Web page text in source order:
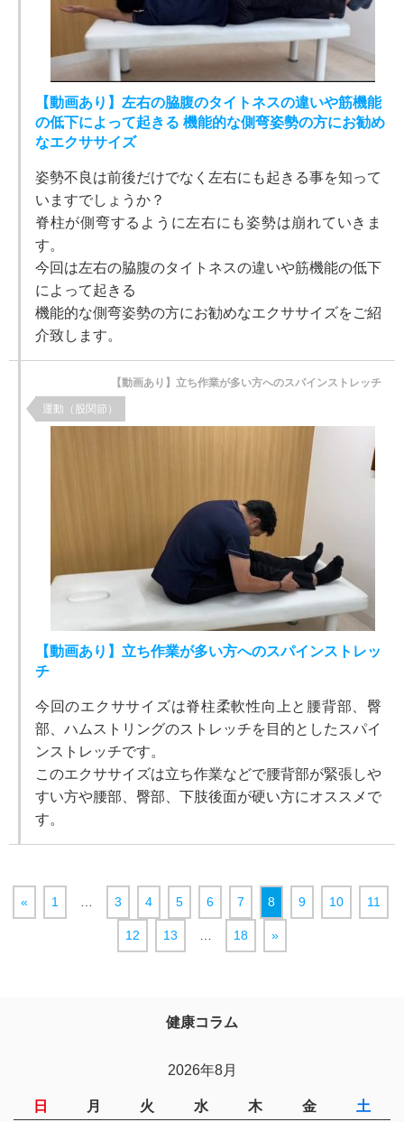
【動画あり】左右の脇腹のタイトネスの違いや筋機能
の低下によって起きる 機能的な側弯姿勢の方にお勧め
なエクササイズ
姿勢不良は前後だけでなく左右にも起きる事を知って
いますでしょうか？
脊柱が側弯するように左右にも姿勢は崩れていきま
す。
今回は左右の脇腹のタイトネスの違いや筋機能の低下
によって起きる
機能的な側弯姿勢の方にお勧めなエクササイズをご紹
介致します。
【動画あり】立ち作業が多い方へのスパインストレッチ
運動（股関節）
【動画あり】立ち作業が多い方へのスパインストレッ
チ
今回のエクササイズは脊柱柔軟性向上と腰背部、臀
部、ハムストリングのストレッチを目的としたスパイ
ンストレッチです。
このエクササイズは立ち作業などで腰背部が緊張しや
すい方や腰部、臀部、下肢後面が硬い方にオススメで
す。
« 1 3 4 5 6 7 8 9 10 11
12 13 18 »
健康コラム
2026年8月
日 月 火 水 木 金 土